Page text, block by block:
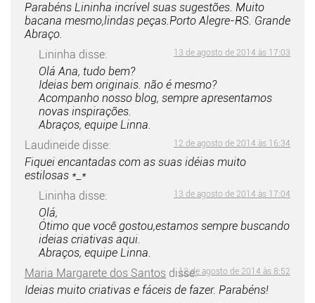
Parabéns Lininha incrível suas sugestões. Muito
bacana mesmo,lindas peças.Porto Alegre-RS. Grande
Abraço.
Lininha disse: 13 de agosto de 2014 às 17:03
Olá Ana, tudo bem?
Ideias bem originais. não é mesmo?
Acompanho nosso blog, sempre apresentamos
novas inspirações.
Abraços, equipe Linna.
Laudineide disse: 12 de agosto de 2014 às 16:34
Fiquei encantadas com as suas idéias muito
estilosas *_*
Lininha disse: 13 de agosto de 2014 às 17:04
Olá,
Ótimo que você gostou,estamos sempre buscando
ideias criativas aqui.
Abraços, equipe Linna.
Maria Margarete dos Santos disse:
12 de agosto de 2014 às 8:52
Ideias muito criativas e fáceis de fazer. Parabéns!